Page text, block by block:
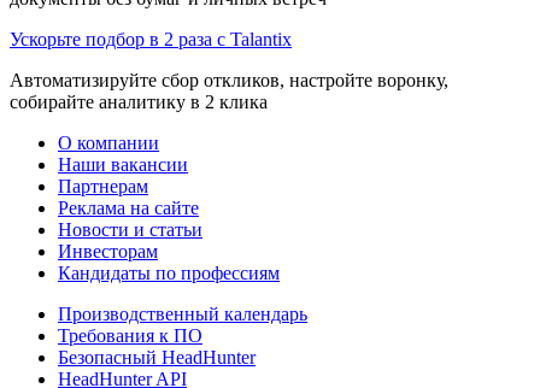
Ускорьте подбор в 2 раза с Talantix
Автоматизируйте сбор откликов, настройте воронку,
собирайте аналитику в 2 клика
О компании
Наши вакансии
Партнерам
Реклама на сайте
Новости и статьи
Инвесторам
Кандидаты по профессиям
Производственный календарь
Требования к ПО
Безопасный HeadHunter
HeadHunter API